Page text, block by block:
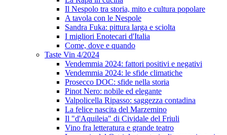
Il Nespolo tra storia, mito e cultura popolare
A tavola con le Nespole
Sandra Fuka: pittura larga e sciolta
I migliori Enotecari d'Italia
Come, dove e quando
Taste Vin 4/2024
Vendemmia 2024: fattori positivi e negativi
Vendemmia 2024: le sfide climatiche
Prosecco DOC: sfide nella storia
Pinot Nero: nobile ed elegante
Valpolicella Ripasso: saggezza contadina
La felice nascita del Marzemino
Il "d'Aquileia" di Cividale del Friuli
Vino fra letteratura e grande teatro